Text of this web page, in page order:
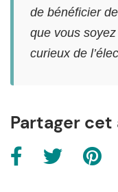
de bénéficier
que vous
curieux de
Partager